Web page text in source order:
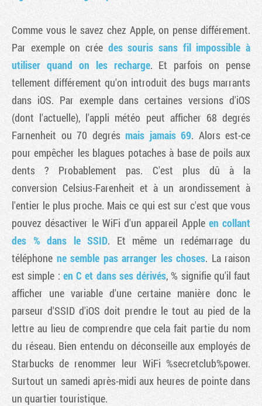
Comme vous le savez chez Apple, on pense différement.
Par exemple on crée des souris sans fil impossible à
utiliser quand on les recharge. Et parfois on pense
tellement différement qu'on introduit des bugs marrants
dans iOS. Par exemple dans certaines versions d'iOS
(dont l'actuelle), l'appli météo peut afficher 68 degrés
Farnenheit ou 70 degrés mais jamais 69. Alors est-ce
pour empêcher les blagues potaches à base de poils aux
dents ? Probablement pas. C'est plus dû à la
conversion Celsius-Farenheit et à un arondissement à
l'entier le plus proche. Mais ce qui est sur c'est que vous
pouvez désactiver le WiFi d'un appareil Apple en collant
des % dans le SSID. Et même un redémarrage du
téléphone ne semble pas arranger les choses. La raison
est simple : en C et dans ses dérivés, % signifie qu'il faut
afficher une variable d'une certaine manière donc le
parseur d'SSID d'iOS doit prendre le tout au pied de la
lettre au lieu de comprendre que cela fait partie du nom
du réseau. Bien entendu on déconseille aux employés de
Starbucks de renommer leur WiFi %secretclub%power.
Surtout un samedi après-midi aux heures de pointe dans
un quartier touristique.